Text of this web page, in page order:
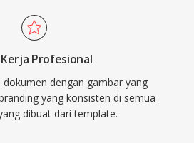
Profesional
dengan gambar yang
yang konsisten di semua
dibuat dari template.